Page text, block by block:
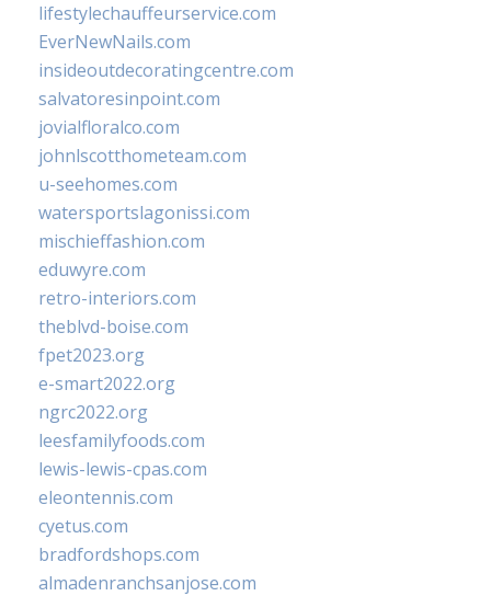
lifestylechauffeurservice.com
EverNewNails.com
insideoutdecoratingcentre.com
salvatoresinpoint.com
jovialfloralco.com
johnlscotthometeam.com
u-seehomes.com
watersportslagonissi.com
mischieffashion.com
eduwyre.com
retro-interiors.com
theblvd-boise.com
fpet2023.org
e-smart2022.org
ngrc2022.org
leesfamilyfoods.com
lewis-lewis-cpas.com
eleontennis.com
cyetus.com
bradfordshops.com
almadenranchsanjose.com